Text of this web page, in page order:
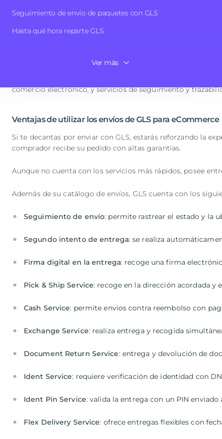
Seguimiento de envío de paquetes con GLS
Hasta qué hora reparte GLS
Cuestiones importantes de GLS para eCommerce
Ver más
es una empresa de logística y paquetería fundada en
comercio electrónico, y servicios de seguimiento y
Ventajas de utilizar los envíos de GLS para eCommerce
Si te decantas por enviar con GLS, estarás reforzando la
comprador recibe su pedido con altas garantías.
Aunque no cuenta con los servicios más rápidos, posee
Además de su catálogo de envíos, GLS cuenta con los
Seguimiento de envío: permite rastrear el estado y la
Segundo intento de entrega: se realiza
Firma digital en la entrega: recoge una firma
Pick & Ship Service: recoge en la dirección acordada y
Cash Service: permite envíos contra reembolso con
Exchange Service: realiza entrega y recogida
Document Return Service: entrega y devolución de
Ident Service: requiere verificación de identidad con
Ident Pin Service: valida la entrega con un PIN
Flex Delivery Service: ofrece entregas flexibles con